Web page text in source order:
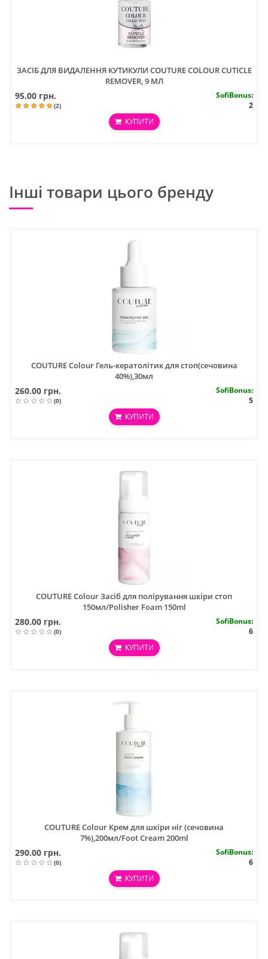
ЗАСІБ ДЛЯ ВИДАЛЕННЯ КУТИКУЛИ COUTURE COLOUR CUTICLE
REMOVER, 9 МЛ
95.00 грн.
(2)
SofiBonus:
2
КУПИТИ
Інші товари цього бренду
COUTURE Colour Гель-кератолітик для стоп(сечовина
40%),30мл
260.00 грн.
(0)
SofiBonus:
5
КУПИТИ
COUTURE Colour Засіб для полірування шкіри стоп
150мл/Polisher Foam 150ml
280.00 грн.
(0)
SofiBonus:
6
КУПИТИ
COUTURE Colour Крем для шкіри ніг (сечовина
7%),200мл/Foot Cream 200ml
290.00 грн.
(0)
SofiBonus:
6
КУПИТИ